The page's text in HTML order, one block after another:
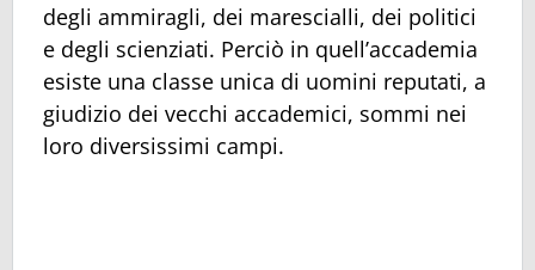
degli ammiragli, dei marescialli, dei politici
e degli scienziati. Perciò in quell’accademia
esiste una classe unica di uomini reputati, a
giudizio dei vecchi accademici, sommi nei
loro diversissimi campi.